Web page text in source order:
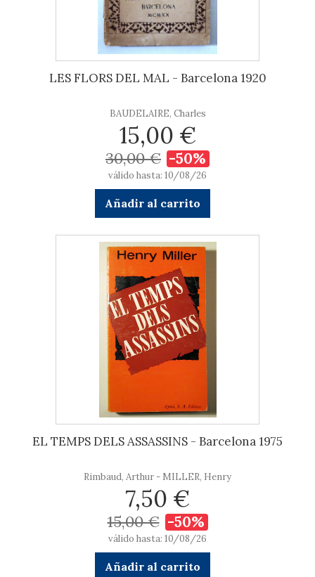
LES FLORS DEL MAL - Barcelona 1920
BAUDELAIRE, Charles
15,00 €
30,00 € -50%
válido hasta: 10/08/26
Añadir al carrito
EL TEMPS DELS ASSASSINS - Barcelona 1975
Rimbaud, Arthur - MILLER, Henry
7,50 €
15,00 € -50%
válido hasta: 10/08/26
Añadir al carrito